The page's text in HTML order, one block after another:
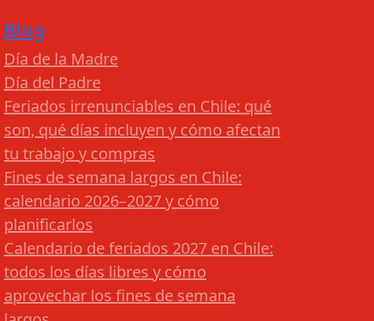
Blog
Día de la Madre
Día del Padre
Feriados irrenunciables en Chile: qué
son, qué días incluyen y cómo afectan
tu trabajo y compras
Fines de semana largos en Chile:
calendario 2026–2027 y cómo
planificarlos
Calendario de feriados 2027 en Chile:
todos los días libres y cómo
aprovechar los fines de semana